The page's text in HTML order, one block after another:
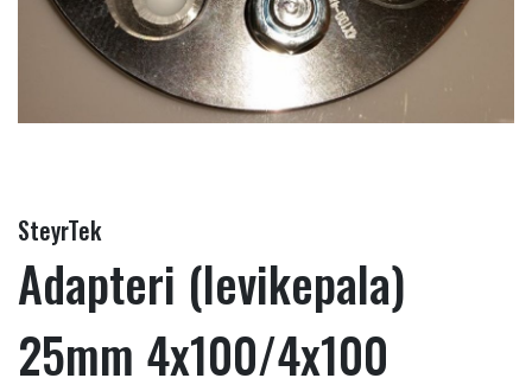
SteyrTek
Adapteri (levikepala)
25mm 4x100/4x100